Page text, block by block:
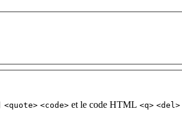
<quote> <code> et le code HTML <q> <del>